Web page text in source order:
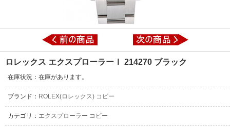
ロレックス エクスプローラーⅠ 214270 ブラック
在庫状況：在庫があります。
ブランド： ROLEX(ロレックス) コピー
カテゴリ： エクスプローラー コピー